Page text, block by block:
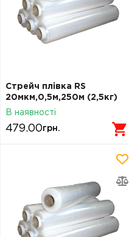
Стрейч плівка RS
20мкм,0,5м,250м (2,5кг)
В наявності
479.00 грн.